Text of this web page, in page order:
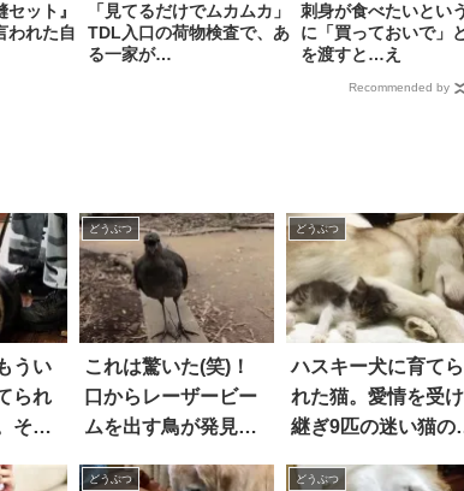
セット』
われた自
「見てるだけでムカムカ」
TDL入口の荷物検査で、あ
る一家が…
刺身が食べたいとい
に「買っておいで」
を渡すと…え
Recommended by
うい
られ
その
どうぶつ
これは驚いた(笑)！
口からレーザービー
ムを出す鳥が発見さ
どうぶつ
ハスキー犬に育てら
れた猫。愛情を受け
継ぎ9匹の迷い猫の
どうぶつ どうぶつ